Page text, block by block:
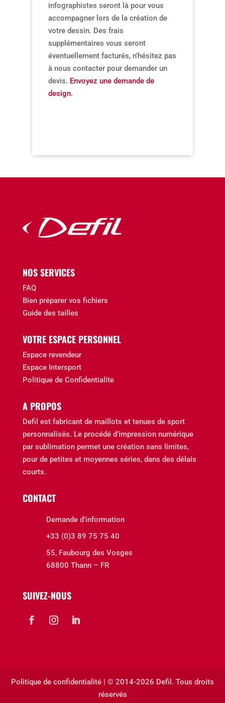
infographistes seront là pour vous
accompagner lors de la création de
votre dessin. Des frais
supplémentaires vous seront
éventuellement facturés, n’hésitez pas
à nous contacter pour demander un
devis. Envoyez une demande de
design.
NOS SERVICES
FAQ
Bien préparer vos fichiers
Guide des tailles
VOTRE ESPACE PERSONNEL
Espace revendeur
Espace Intersport
Politique de Confidentialite
A PROPOS
Defil est fabricant de maillots et tenues de sport
personnalisés. Le procédé d’impression numérique
par sublimation permet une création sans limites,
pour de petites et moyennes séries, dans des délais
courts.
CONTACT
Demande d’information
+33 (0)3 89 75 75 40
55, Faubourg des Vosges
68800 Thann – FR
SUIVEZ-NOUS
Politique de confidentialité | © 2014-2026 Defil. Tous droits
réservés